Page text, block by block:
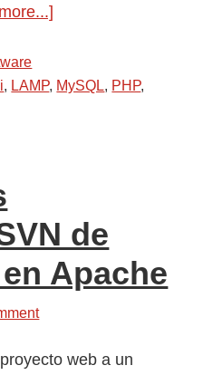
portable
, LAMP, MySQL, PHP,
de
Apache
web a un